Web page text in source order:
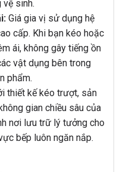
sinh.
Giá gia vị sử dụng hệ
cấp. Khi bạn kéo hoặc
ái, không gây tiếng ồn
vật dụng bên trong
phẩm.
thiết kế kéo trượt, sản
gian chiều sâu của
nơi lưu trữ lý tưởng cho
bếp luôn ngăn nắp.